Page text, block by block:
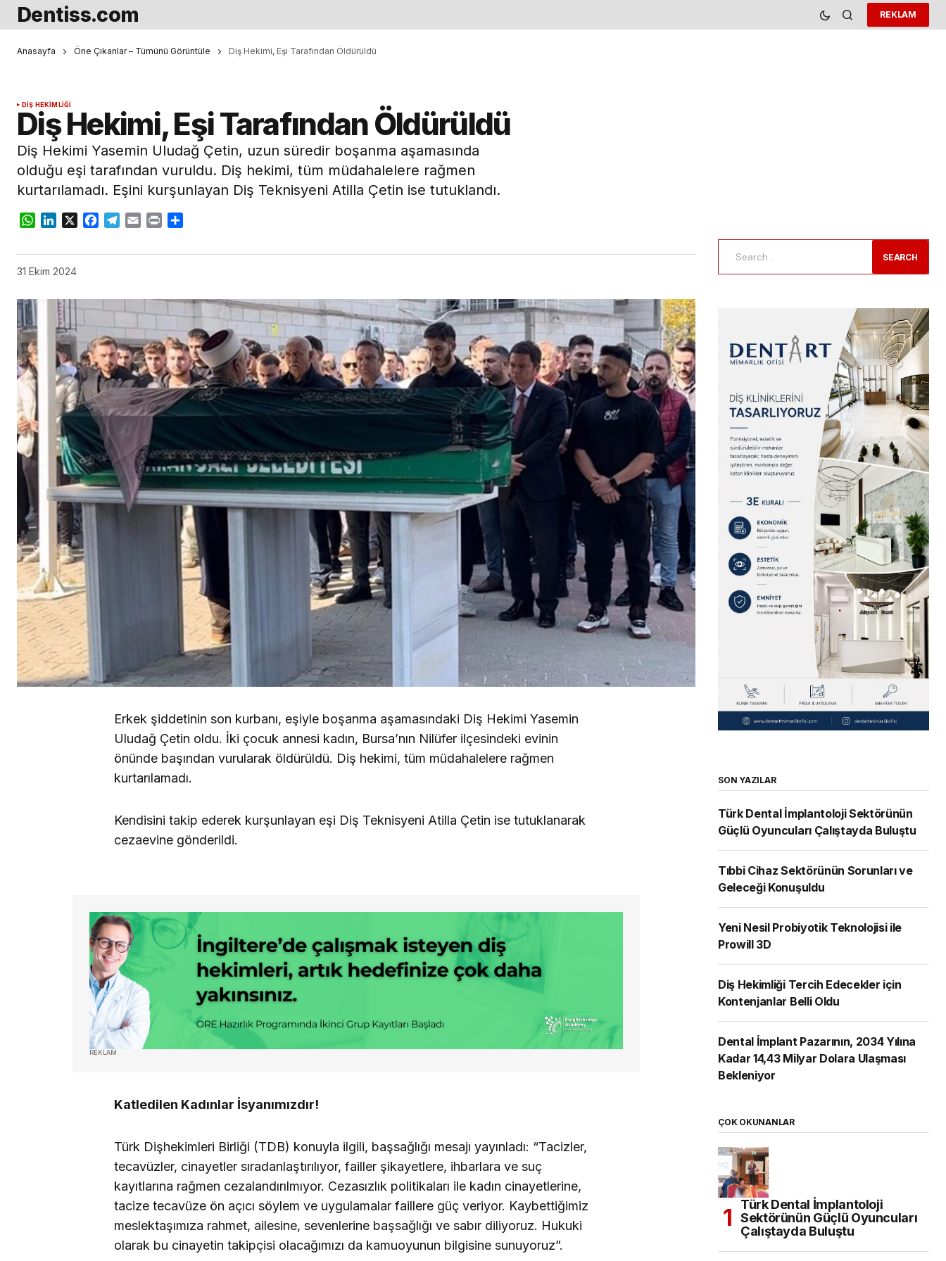
Dentiss.com REKLAM
Anasayfa Öne Çıkanlar – Tümünü Görüntüle Diş Hekimi, Eşi Tarafından Öldürüldü
DIŞ HEKIMLIĞI
Diş Hekimi, Eşi Tarafından Öldürüldü
Diş Hekimi Yasemin Uludağ Çetin, uzun süredir boşanma aşamasında
olduğu eşi tarafından vuruldu. Diş hekimi, tüm müdahalelere rağmen
kurtarılamadı. Eşini kurşunlayan Diş Teknisyeni Atilla Çetin ise tutuklandı.
WhatsApp
LinkedIn
X Facebook
Telegram
Email Print
31 Ekim 2024
Erkek şiddetinin son kurbanı, eşiyle boşanma aşamasındaki Diş Hekimi Yasemin
Uludağ Çetin oldu. İki çocuk annesi kadın, Bursa’nın Nilüfer ilçesindeki evinin
önünde başından vurularak öldürüldü. Diş hekimi, tüm müdahalelere rağmen
kurtarılamadı.
Kendisini takip ederek kurşunlayan eşi Diş Teknisyeni Atilla Çetin ise tutuklanarak
cezaevine gönderildi.
REKLAM
Katledilen Kadınlar İsyanımızdır!
Türk Dişhekimleri Birliği (TDB) konuyla ilgili, başsağlığı mesajı yayınladı: “Tacizler,
tecavüzler, cinayetler sıradanlaştırılıyor, failler şikayetlere, ihbarlara ve suç
kayıtlarına rağmen cezalandırılmıyor. Cezasızlık politikaları ile kadın cinayetlerine,
tacize tecavüze ön açıcı söylem ve uygulamalar faillere güç veriyor. Kaybettiğimiz
meslektaşımıza rahmet, ailesine, sevenlerine başsağlığı ve sabır diliyoruz. Hukuki
olarak bu cinayetin takipçisi olacağımızı da kamuoyunun bilgisine sunuyoruz”.
SEARCH
SON YAZILAR
Türk Dental İmplantoloji Sektörünün
Güçlü Oyuncuları Çalıştayda Buluştu
Tıbbi Cihaz Sektörünün Sorunları ve
Geleceği Konuşuldu
Yeni Nesil Probiyotik Teknolojisi ile
Prowill 3D
Diş Hekimliği Tercih Edecekler için
Kontenjanlar Belli Oldu
Dental İmplant Pazarının, 2034 Yılına
Kadar 14,43 Milyar Dolara Ulaşması
Bekleniyor
ÇOK OKUNANLAR
Türk Dental İmplantoloji
Sektörünün Güçlü Oyuncuları
Çalıştayda Buluştu